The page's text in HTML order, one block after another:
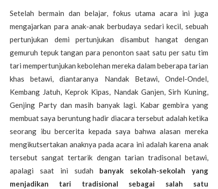
Setelah bermain dan belajar, fokus utama acara ini juga
mengajarkan para anak-anak berbudaya sedari kecil, sebuah
pertunjukan demi pertunjukan disambut hangat dengan
gemuruh tepuk tangan para penonton saat satu per satu tim
tari mempertunjukan kebolehan mereka dalam beberapa tarian
khas betawi, diantaranya Nandak Betawi, Ondel-Ondel,
Kembang Jatuh, Keprok Kipas, Nandak Ganjen, Sirh Kuning,
Genjing Party dan masih banyak lagi. Kabar gembira yang
membuat saya beruntung hadir diacara tersebut adalah ketika
seorang ibu bercerita kepada saya bahwa alasan mereka
mengikutsertakan anaknya pada acara ini adalah karena anak
tersebut sangat tertarik dengan tarian tradisonal betawi,
apalagi saat ini sudah banyak sekolah-sekolah yang
menjadikan tari tradisional sebagai salah satu